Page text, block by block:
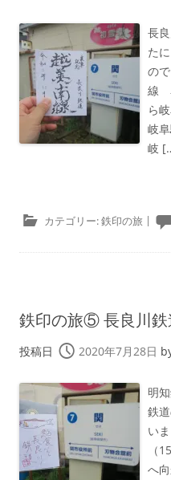
長
た
の
線
ら
岐
岐
カテゴリー:鉄印の旅 |
鉄印の旅⑤ 長良川
投稿日 2020年7月28日
明
鉄
い
（
へ